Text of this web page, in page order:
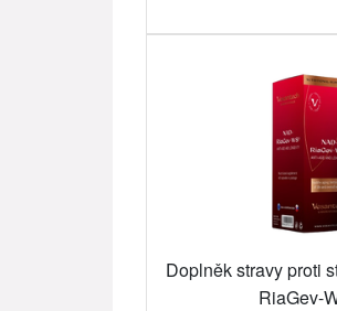
Doplněk stravy proti
RiaGev-